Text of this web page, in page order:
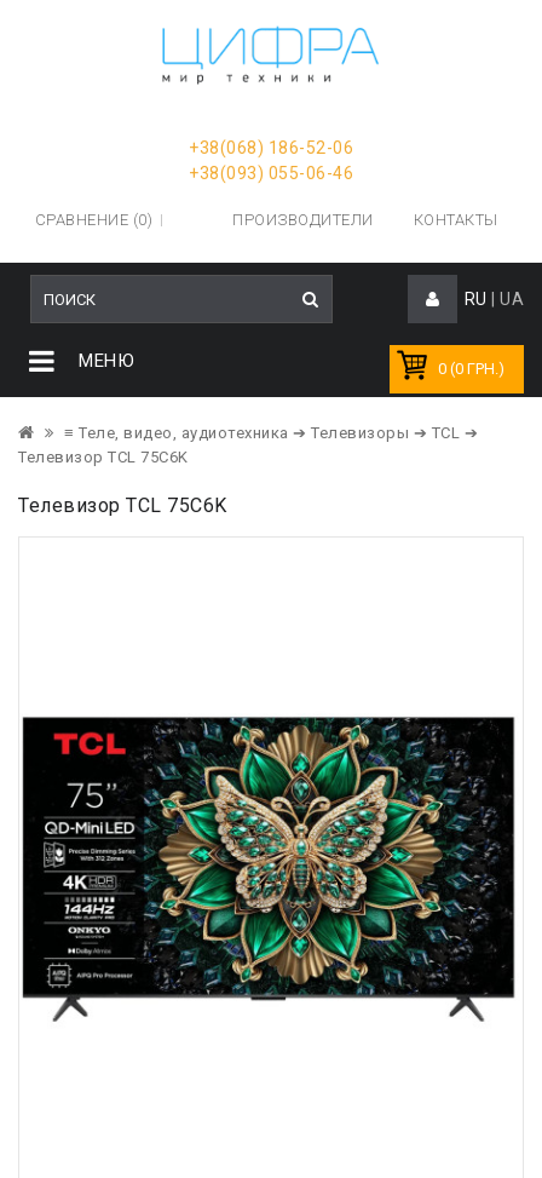
+38(068) 186-52-06
+38(093) 055-06-46
СРАВНЕНИЕ (0) ПРОИЗВОДИТЕЛИ КОНТАКТЫ
RU UA
0 (0 ГРН.)
МЕНЮ
≡ Теле, видео, аудиотехника ➔ Телевизоры ➔ TCL ➔
Телевизор TCL 75C6K
Телевизор TCL 75C6K